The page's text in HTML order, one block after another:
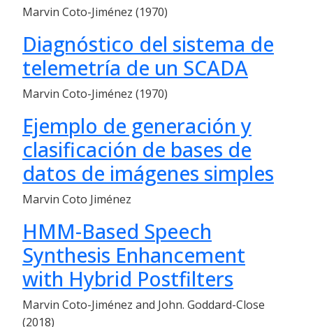
Marvin Coto-Jiménez (1970)
Diagnóstico del sistema de
telemetría de un SCADA
Marvin Coto-Jiménez (1970)
Ejemplo de generación y
clasificación de bases de
datos de imágenes simples
Marvin Coto Jiménez
HMM-Based Speech
Synthesis Enhancement
with Hybrid Postfilters
Marvin Coto-Jiménez and John. Goddard-Close
(2018)